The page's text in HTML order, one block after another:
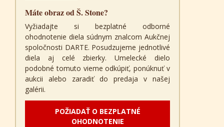
Máte obraz od Š. Stone?
Vyžiadajte si bezplatné odborné
ohodnotenie diela súdnym znalcom Aukčnej
spoločnosti DARTE. Posudzujeme jednotlivé
diela aj celé zbierky. Umelecké dielo
podobné tomuto vieme odkúpiť, ponúknuť v
aukcii alebo zaradiť do predaja v našej
galérii.
POŽIADAŤ O BEZPLATNÉ
OHODNOTENIE